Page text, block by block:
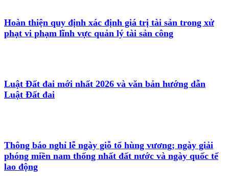
Hoàn thiện quy định xác định giá trị tài sản trong xử
phạt vi phạm lĩnh vực quản lý tài sản công
Luật Đất đai mới nhất 2026 và văn bản hướng dẫn
Luật Đất đai
Thông báo nghỉ lễ ngày giỗ tổ hùng vương; ngày giải
phóng miền nam thống nhất đất nước và ngày quốc tế
lao động